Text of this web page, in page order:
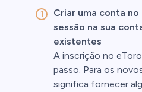
Criar uma conta
sessão na sua
existentes
A inscrição no
passo. Para os
significa fornecer